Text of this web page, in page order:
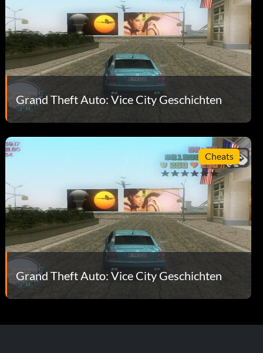
Grand Theft Auto: Vice City Geschichten
Cheats
Grand Theft Auto: Vice City Geschichten